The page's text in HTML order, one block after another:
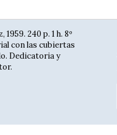
1959. 240 p. 1 h. 8º
con las cubiertas
Dedicatoria y